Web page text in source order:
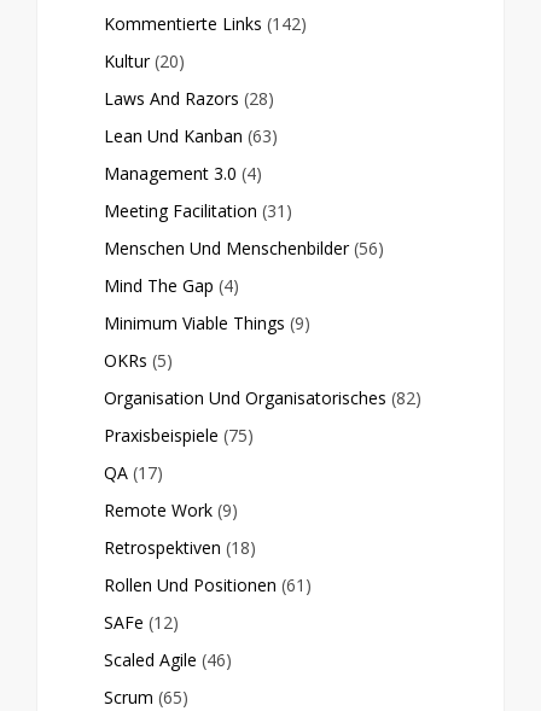
Kommentierte Links (142)
Kultur (20)
Laws And Razors (28)
Lean Und Kanban (63)
Management 3.0 (4)
Meeting Facilitation (31)
Menschen Und Menschenbilder (56)
Mind The Gap (4)
Minimum Viable Things (9)
OKRs (5)
Organisation Und Organisatorisches (82)
Praxisbeispiele (75)
QA (17)
Remote Work (9)
Retrospektiven (18)
Rollen Und Positionen (61)
SAFe (12)
Scaled Agile (46)
Scrum (65)